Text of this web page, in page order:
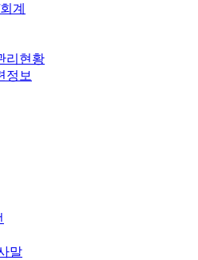
계
리현황
정보
말